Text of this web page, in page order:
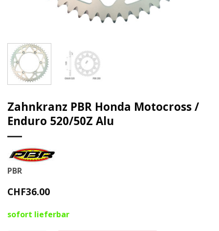
Zahnkranz PBR Honda Motocross /
Enduro 520/50Z Alu
PBR
CHF36.00
sofort lieferbar